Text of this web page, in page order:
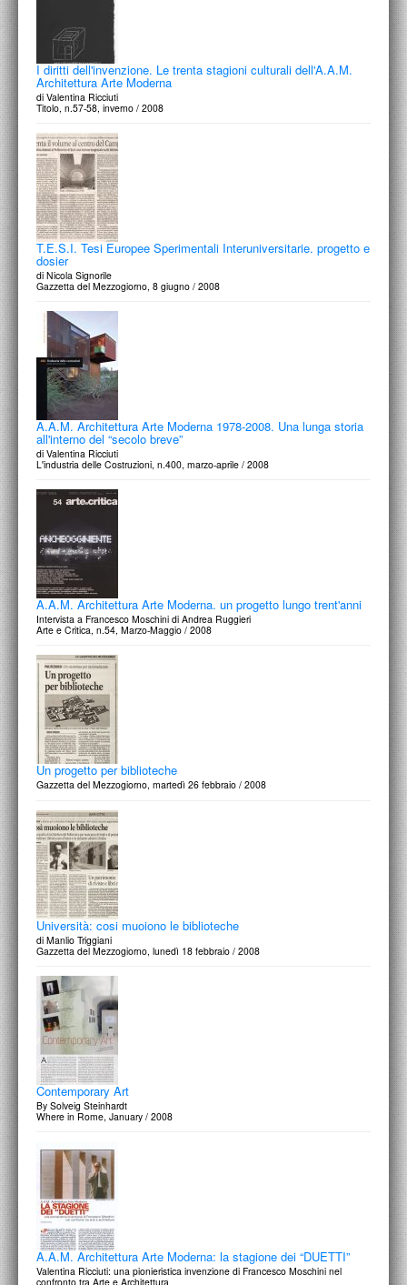
I diritti dell'invenzione. Le trenta stagioni culturali dell'A.A.M.
Architettura Arte Moderna
di Valentina Ricciuti
Titolo, n.57-58, inverno / 2008
T.E.S.I. Tesi Europee Sperimentali Interuniversitarie. progetto e
dosier
di Nicola Signorile
Gazzetta del Mezzogiorno, 8 giugno / 2008
A.A.M. Architettura Arte Moderna 1978-2008. Una lunga storia
all'interno del “secolo breve”
di Valentina Ricciuti
L'industria delle Costruzioni, n.400, marzo-aprile / 2008
A.A.M. Architettura Arte Moderna. un progetto lungo trent'anni
Intervista a Francesco Moschini di Andrea Ruggieri
Arte e Critica, n.54, Marzo-Maggio / 2008
Un progetto per biblioteche
Gazzetta del Mezzogiorno, martedì 26 febbraio / 2008
Università: cosi muoiono le biblioteche
di Manlio Triggiani
Gazzetta del Mezzogiorno, lunedì 18 febbraio / 2008
Contemporary Art
By Solveig Steinhardt
Where in Rome, January / 2008
A.A.M. Architettura Arte Moderna: la stagione dei “DUETTI”
Valentina Ricciuti: una pionieristica invenzione di Francesco Moschini nel
confronto tra Arte e Architettura